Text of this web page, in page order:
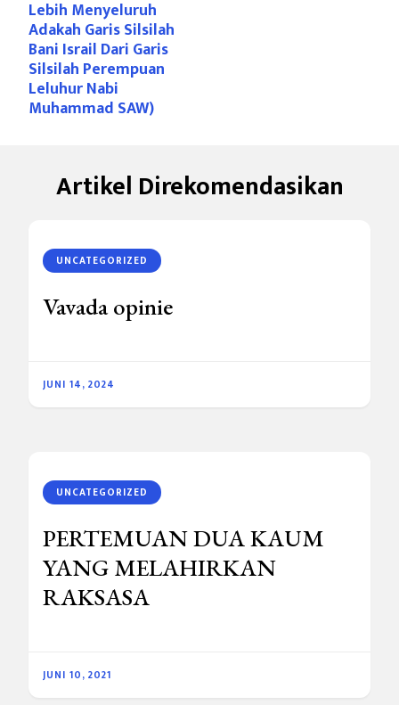
Lebih Menyeluruh
Adakah Garis Silsilah
Bani Israil Dari Garis
Silsilah Perempuan
Leluhur Nabi
Muhammad SAW)
Artikel Direkomendasikan
UNCATEGORIZED
Vavada opinie
JUNI 14, 2024
UNCATEGORIZED
PERTEMUAN DUA KAUM
YANG MELAHIRKAN
RAKSASA
JUNI 10, 2021